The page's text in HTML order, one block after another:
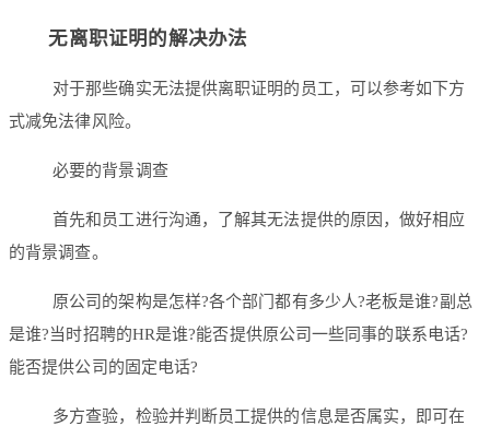
无离职证明的解决办法
对于那些确实无法提供离职证明的员工，可以参考如下方
式减免法律风险。
必要的背景调查
首先和员工进行沟通，了解其无法提供的原因，做好相应
的背景调查。
原公司的架构是怎样?各个部门都有多少人?老板是谁?副总
是谁?当时招聘的HR是谁?能否提供原公司一些同事的联系电话?
能否提供公司的固定电话?
多方查验，检验并判断员工提供的信息是否属实，即可在